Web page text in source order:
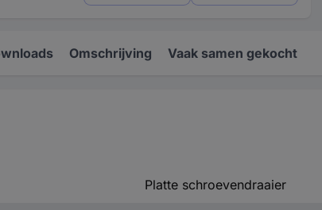
Omschrijving Vaak samen gekocht
Platte schroevendraaier